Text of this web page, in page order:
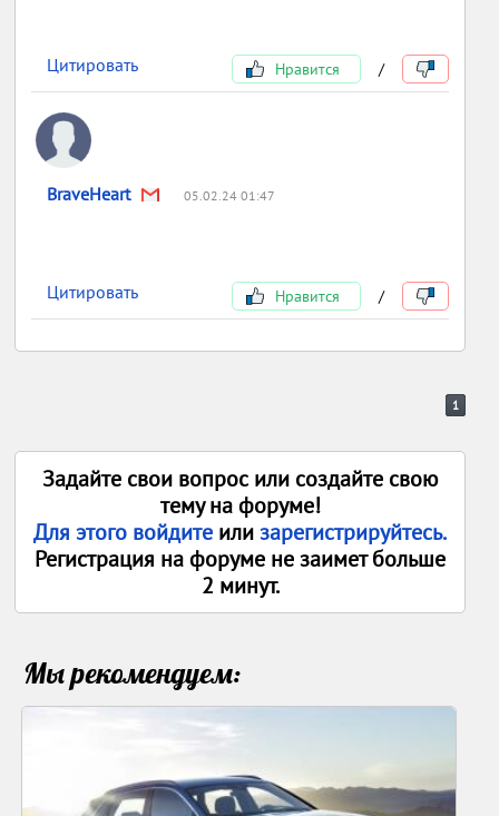
Цитировать Нравится /
BraveHeart 05.02.24 01:47
Цитировать Нравится /
1
Задайте свои вопрос или создайте свою
тему на форуме!
Для этого войдите илизарегистрируйтесь.
Регистрация на форуме не заимет больше
2 минут.
Мы рекомендуем: